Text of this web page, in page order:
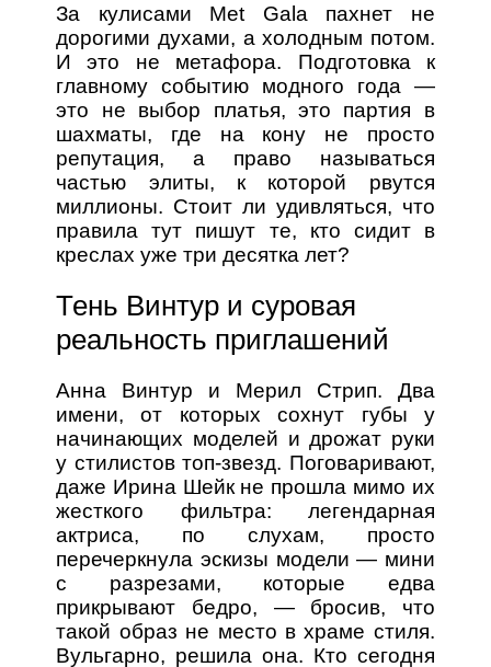
За кулисами Met Gala пахнет не
дорогими духами, а холодным потом.
И это не метафора. Подготовка к
главному событию модного года —
это не выбор платья, это партия в
шахматы, где на кону не просто
репутация, а право называться
частью элиты, к которой рвутся
миллионы. Стоит ли удивляться, что
правила тут пишут те, кто сидит в
креслах уже три десятка лет?
Тень Винтур и суровая
реальность приглашений
Анна Винтур и Мерил Стрип. Два
имени, от которых сохнут губы у
начинающих моделей и дрожат руки
у стилистов топ-звезд. Поговаривают,
даже Ирина Шейк не прошла мимо их
жесткого фильтра: легендарная
актриса, по слухам, просто
перечеркнула эскизы модели — мини
с разрезами, которые едва
прикрывают бедро, — бросив, что
такой образ не место в храме стиля.
Вульгарно, решила она. Кто сегодня